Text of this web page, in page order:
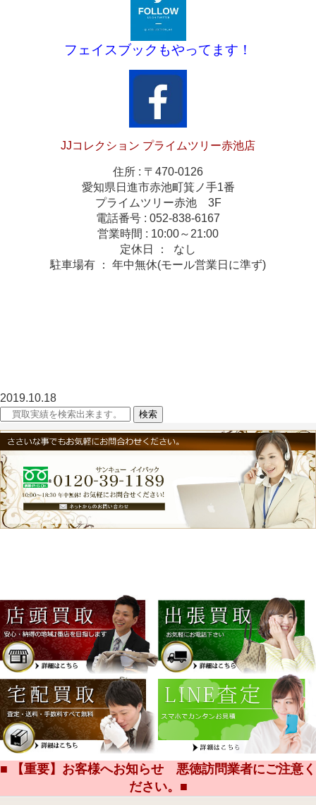
フェイスブックもやってます！
JJコレクション プライムツリー赤池店
住所 : 〒470-0126
愛知県日進市赤池町箕ノ手1番
プライムツリー赤池 3F
電話番号 : 052-838-6167
営業時間 : 10:00～21:00
定休日 ： なし
駐車場有 ： 年中無休(モール営業日に準ず)
2019.10.18
■ 【重要】お客様へお知らせ 悪徳訪問業者にご注意く
ださい。■